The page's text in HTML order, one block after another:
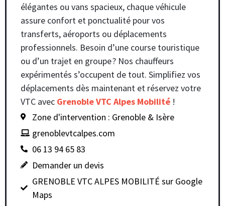
élégantes ou vans spacieux, chaque véhicule
assure confort et ponctualité pour vos
transferts, aéroports ou déplacements
professionnels. Besoin d’une course touristique
ou d’un trajet en groupe ? Nos chauffeurs
expérimentés s’occupent de tout. Simplifiez vos
déplacements dès maintenant et réservez votre
VTC avec Grenoble VTC Alpes Mobilité !
Zone d'intervention : Grenoble & Isère
grenoblevtcalpes.com
06 13 94 65 83
Demander un devis
GRENOBLE VTC ALPES MOBILITÉ sur Google
Maps